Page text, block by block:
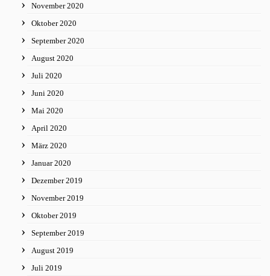
November 2020
Oktober 2020
September 2020
August 2020
Juli 2020
Juni 2020
Mai 2020
April 2020
März 2020
Januar 2020
Dezember 2019
November 2019
Oktober 2019
September 2019
August 2019
Juli 2019